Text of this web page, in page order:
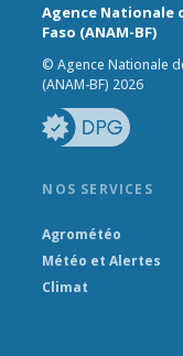
Agence Nationale
Faso (ANAM-BF)
© Agence Nationale
(ANAM-BF) 2026
NOS SERVICES
Agrométéo
Météo et Alertes
Climat